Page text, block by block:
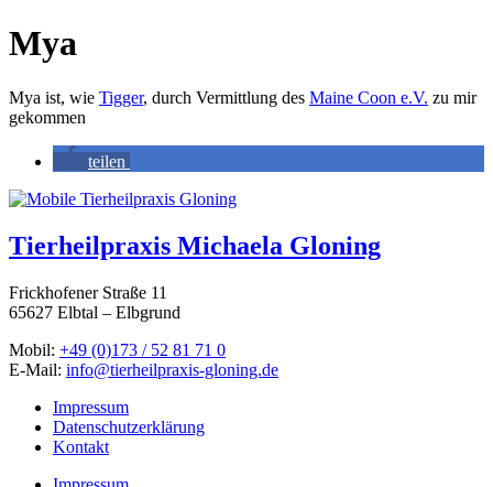
Mya
Mya ist, wie Tigger, durch Vermittlung des Maine Coon e.V. zu mir
gekommen
teilen
Tierheilpraxis Michaela Gloning
Frickhofener Straße 11
65627 Elbtal – Elbgrund
Mobil: +49 (0)173 / 52 81 71 0
E-Mail: info@tierheilpraxis-gloning.de
Impressum
Datenschutzerklärung
Kontakt